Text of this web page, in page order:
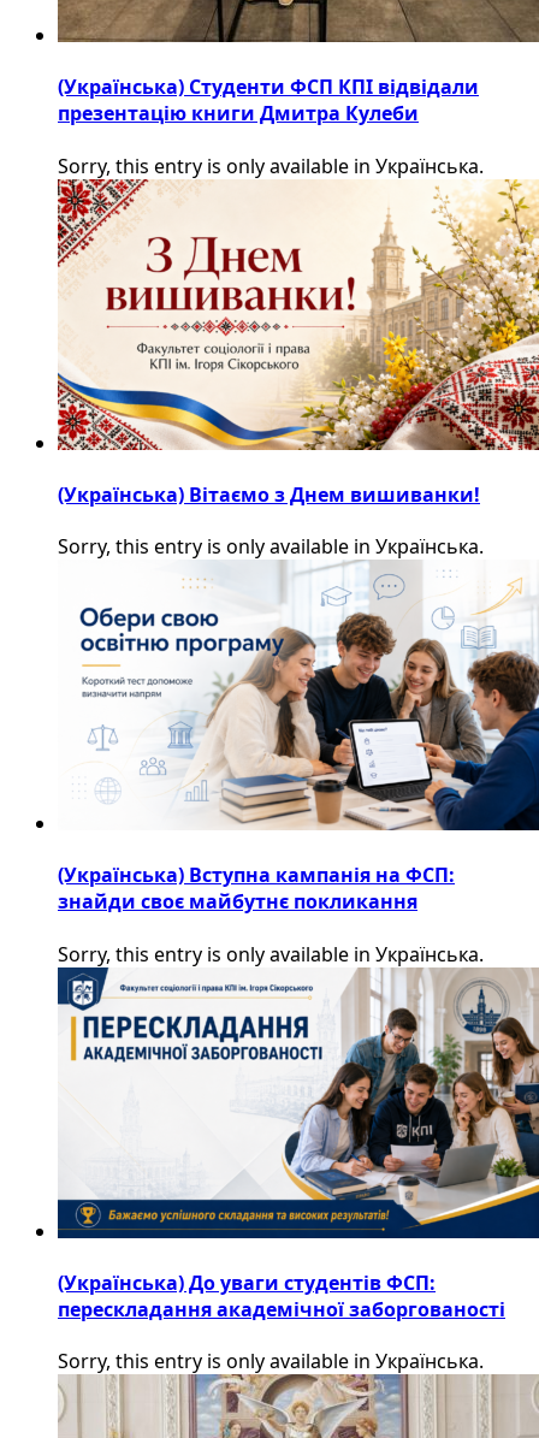
(Українська) Студенти ФСП КПІ відвідали
презентацію книги Дмитра Кулеби
Sorry, this entry is only available in Українська.
(Українська) Вітаємо з Днем вишиванки!
Sorry, this entry is only available in Українська.
(Українська) Вступна кампанія на ФСП:
знайди своє майбутнє покликання
Sorry, this entry is only available in Українська.
(Українська) До уваги студентів ФСП:
перескладання академічної заборгованості
Sorry, this entry is only available in Українська.